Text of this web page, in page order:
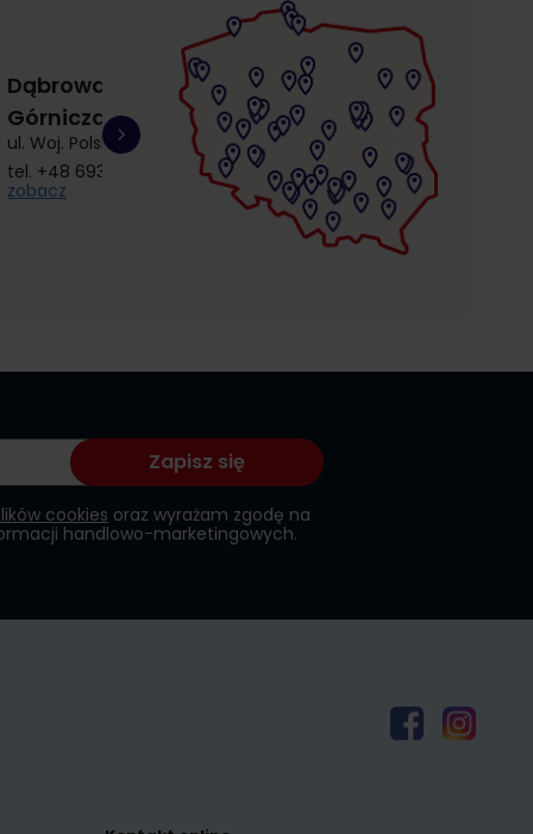
Dąbrowa
Górnicza
ul. Woj. Polskiego 3
tel. +48 693 692 414
zobacz
Gdańsk
Łostowice
ul. Łostowicka 4
tel. +48 504 968 360
zobacz
Gdańsk
Przymorze
ul. Kołobrzeska 30
tel. +48 510 857
zobacz
cookies oraz wyrażam zgodę na
handlowo-marketingowych.
Zapisz się